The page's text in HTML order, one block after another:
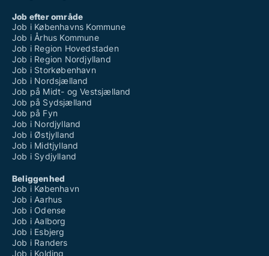
Job efter område
Job i Københavns Kommune
Job i Århus Kommune
Job i Region Hovedstaden
Job i Region Nordjylland
Job i Storkøbenhavn
Job i Nordsjælland
Job på Midt- og Vestsjælland
Job på Sydsjælland
Job på Fyn
Job i Nordjylland
Job i Østjylland
Job i Midtjylland
Job i Sydjylland
Beliggenhed
Job i København
Job i Aarhus
Job i Odense
Job i Aalborg
Job i Esbjerg
Job i Randers
Job i Kolding